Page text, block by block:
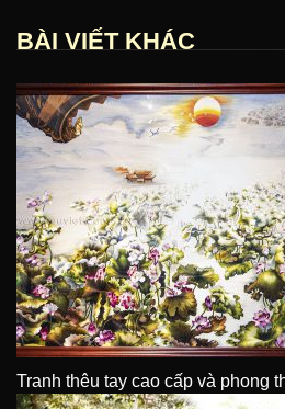
BÀI VIẾT KHÁC
Tranh thêu tay cao cấp và phong